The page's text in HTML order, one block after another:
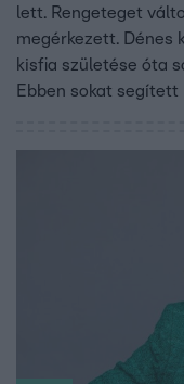
lett. Rengeteget
megérkezett. Dénes
kisfia születése óta
Ebben sokat segített